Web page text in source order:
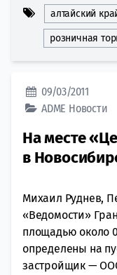
алтайский
розничная
09/03/2011
ADME Новости
На месте
в
Михаил Руднев,
«Ведомости»
площадью около
определены на
застройщик —